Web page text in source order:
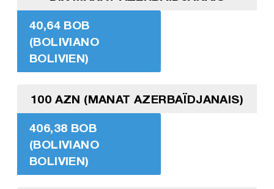
40,64 BOB
(BOLIVIANO
BOLIVIEN)
100 AZN (MANAT AZERBAÏDJANAIS)
406,38 BOB
(BOLIVIANO
BOLIVIEN)